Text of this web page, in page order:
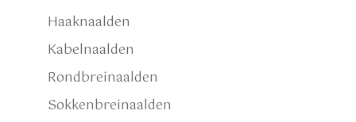
Haaknaalden
Kabelnaalden
Rondbreinaalden
Sokkenbreinaalden